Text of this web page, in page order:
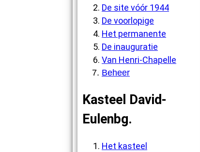
De site vóór 1944
De voorlopige
Het permanente
De inauguratie
Van Henri-Chapelle
Beheer
Kasteel David-
Eulenbg.
Het kasteel